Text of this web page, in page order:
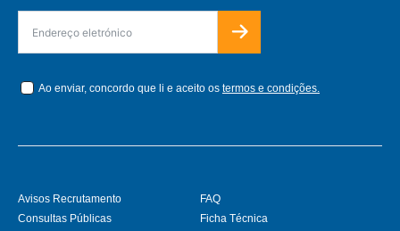
Ao enviar, concordo que li e aceito os termos e condições.
Avisos Recrutamento
Consultas Públicas
FAQ
Ficha Técnica